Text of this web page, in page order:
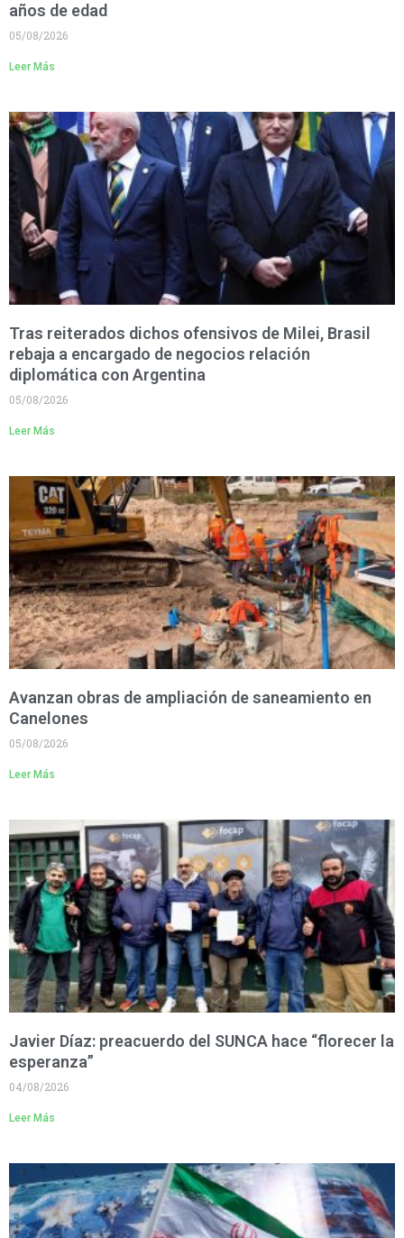
años de edad
05/08/2026
Leer Más
Tras reiterados dichos ofensivos de Milei, Brasil
rebaja a encargado de negocios relación
diplomática con Argentina
05/08/2026
Leer Más
Avanzan obras de ampliación de saneamiento en
Canelones
05/08/2026
Leer Más
Javier Díaz: preacuerdo del SUNCA hace “florecer la
esperanza”
04/08/2026
Leer Más